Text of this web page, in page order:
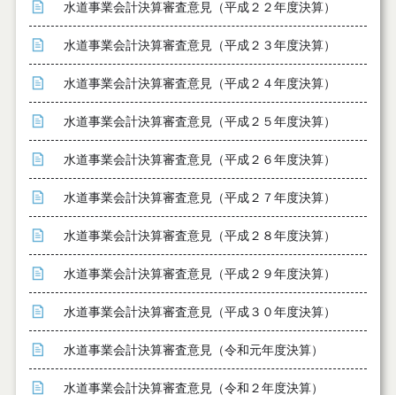
水道事業会計決算審査意見（平成２２年度決算）
水道事業会計決算審査意見（平成２３年度決算）
水道事業会計決算審査意見（平成２４年度決算）
水道事業会計決算審査意見（平成２５年度決算）
水道事業会計決算審査意見（平成２６年度決算）
水道事業会計決算審査意見（平成２７年度決算）
水道事業会計決算審査意見（平成２８年度決算）
水道事業会計決算審査意見（平成２９年度決算）
水道事業会計決算審査意見（平成３０年度決算）
水道事業会計決算審査意見（令和元年度決算）
水道事業会計決算審査意見（令和２年度決算）